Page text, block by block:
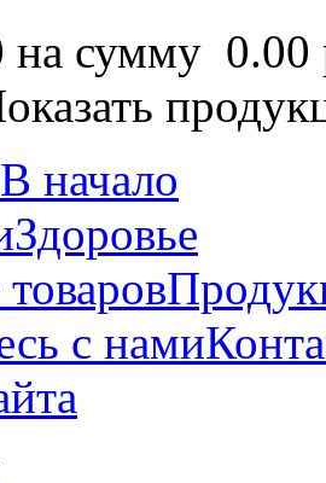
на сумму 0.00
В начало
Здоровье
с нами